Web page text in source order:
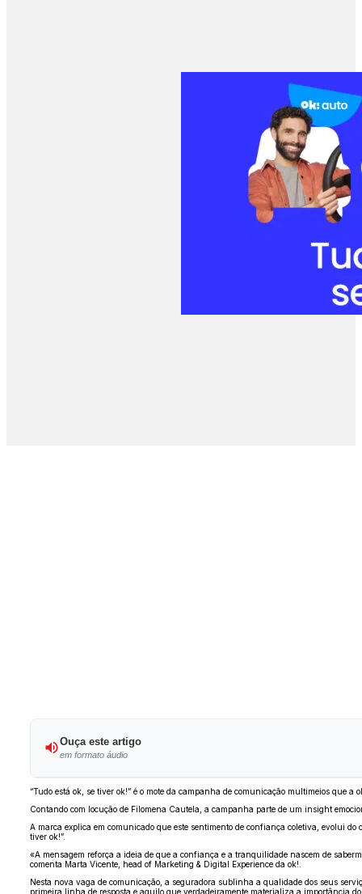
Ouça este artigo
em formato áudio
“Tudo está ok, se tiver ok!” é o mote da campanha de comunicação multimeios que
Contando com locução de Filomena Cautela, a campanha parte de um insight
A marca explica em comunicado que este sentimento de confiança coletiva, evolui
tiver ok!”.
«A mensagem reforça a ideia de que a confiança e a tranquilidade nascem de
comenta Marta Vicente, head of Marketing & Digital Experience da ok!.
Nesta nova vaga de comunicação, a seguradora sublinha a qualidade dos seus
primeira linha de resposta e aquilo que verdadeiramente materializa a importância